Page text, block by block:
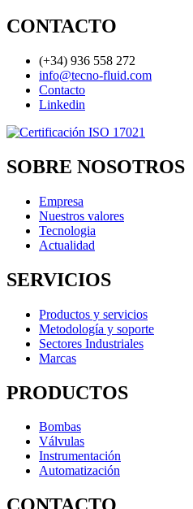
CONTACTO
(+34) 936 558 272
info@tecno-fluid.com
Contacto
Linkedin
SOBRE NOSOTROS
Empresa
Nuestros valores
Tecnologia
Actualidad
SERVICIOS
Productos y servicios
Metodología y soporte
Sectores Industriales
Marcas
PRODUCTOS
Bombas
Válvulas
Instrumentación
Automatización